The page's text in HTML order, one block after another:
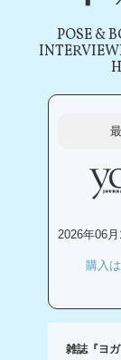
POSE &
INTERVIEW
2026年06月
購入
雑誌『ヨ